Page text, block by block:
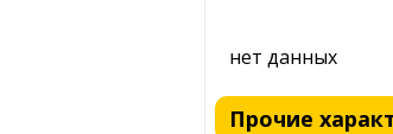
нет данных
Прочие